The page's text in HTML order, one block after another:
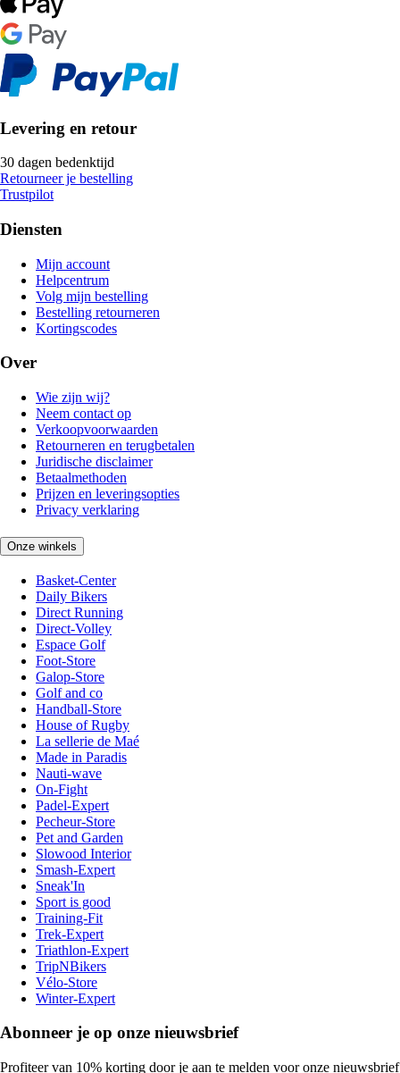
Levering en retour
30 dagen bedenktijd
Retourneer je bestelling
Trustpilot
Diensten
Mijn account
Helpcentrum
Volg mijn bestelling
Bestelling retourneren
Kortingscodes
Over
Wie zijn wij?
Neem contact op
Verkoopvoorwaarden
Retourneren en terugbetalen
Juridische disclaimer
Betaalmethoden
Prijzen en leveringsopties
Privacy verklaring
Onze winkels
Basket-Center
Daily Bikers
Direct Running
Direct-Volley
Espace Golf
Foot-Store
Galop-Store
Golf and co
Handball-Store
House of Rugby
La sellerie de Maé
Made in Paradis
Nauti-wave
On-Fight
Padel-Expert
Pecheur-Store
Pet and Garden
Slowood Interior
Smash-Expert
Sneak'In
Sport is good
Training-Fit
Trek-Expert
Triathlon-Expert
TripNBikers
Vélo-Store
Winter-Expert
Abonneer je op onze nieuwsbrief
Profiteer van 10% korting door je aan te melden voor onze nieuwsbrief